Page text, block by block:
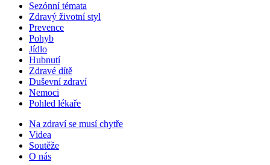
Sezónní témata
Zdravý životní styl
Prevence
Pohyb
Jídlo
Hubnutí
Zdravé dítě
Duševní zdraví
Nemoci
Pohled lékaře
Na zdraví se musí chytře
Videa
Soutěže
O nás